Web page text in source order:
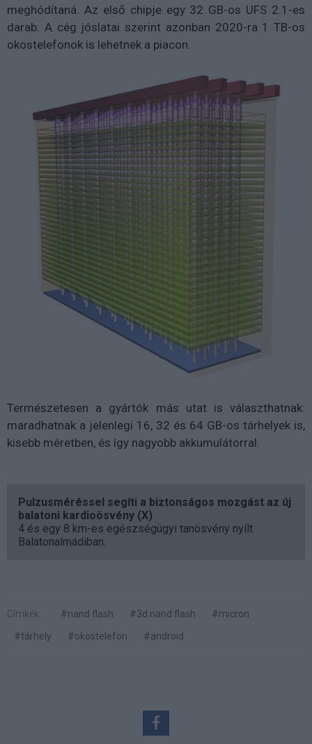
meghódítaná. Az első chipje egy 32 GB-os UFS 2.1-es
darab. A cég jóslatai szerint azonban 2020-ra 1 TB-os
okostelefonok is lehetnek a piacon.
Természetesen a gyártók más utat is választhatnak:
maradhatnak a jelenlegi 16, 32 és 64 GB-os tárhelyek is,
kisebb méretben, és így nagyobb akkumulátorral.
Pulzusméréssel segíti a biztonságos mozgást az új
balatoni kardioösvény (X)
4 és egy 8 km-es egészségügyi tanösvény nyílt
Balatonalmádiban.
Címkék: #nand flash #3d nand flash
#micron
#tárhely
#okostelefon #android